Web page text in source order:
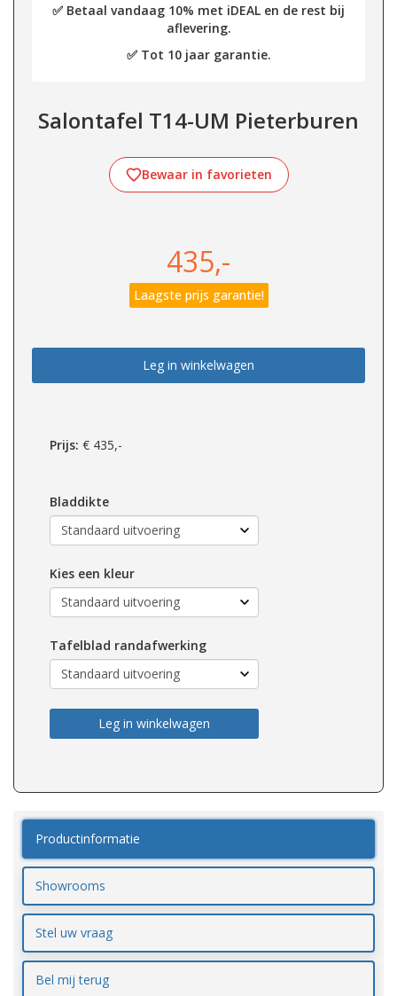
✅ Betaal vandaag 10% met iDEAL en de rest bij
aflevering.
✅ Tot 10 jaar garantie.
Salontafel T14-UM Pieterburen
Bewaar in favorieten
435,-
Laagste prijs garantie!
Leg in winkelwagen
Prijs: € 435,-
Bladdikte
Kies een kleur
Tafelblad randafwerking
Leg in winkelwagen
Productinformatie
Showrooms
Stel uw vraag
Bel mij terug